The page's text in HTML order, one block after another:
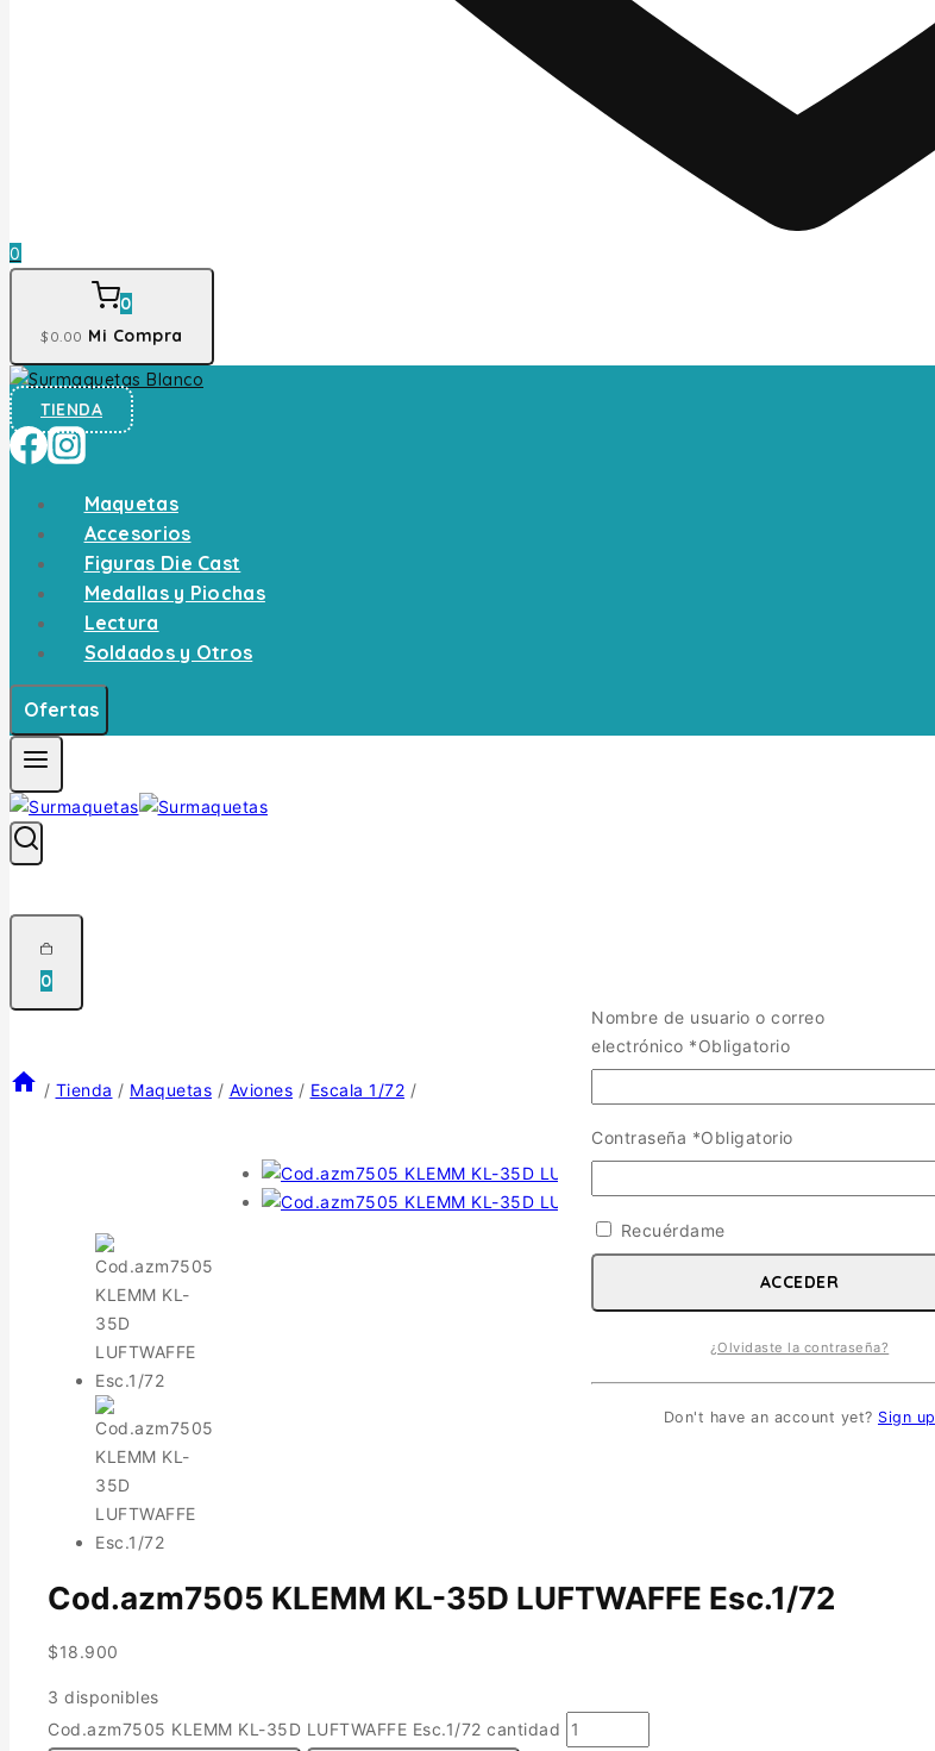
0
0
$0 .00 Mi Compra
TIENDA
Maquetas
Accesorios
Figuras Die Cast
Medallas y Piochas
Lectura
Soldados y Otros
Ofertas
0
/ Tienda / Maquetas / Aviones / Escala 1/72 /
Cod.azm7505 KLEMM KL-35D LUFTWAFFE Esc.1/72
$18.900
3 disponibles
Cod.azm7505 KLEMM KL-35D LUFTWAFFE Esc.1/72 cantidad
Nombre de usuario o correo
electrónico *Obligatorio
Contraseña *Obligatorio
Recuérdame
ACCEDER
¿Olvidaste la contraseña?
Don't have an account yet? Sign up